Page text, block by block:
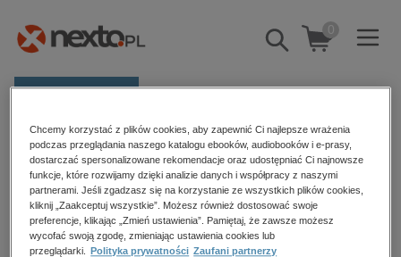
Pokaż/schowaj
wyszukiwarkę
0
Kategorie
Zobacz wszystkie E-prasa
budownictwo, aranżacja wnętrz
biznesowe, branżowe, gospodarka
Strona główna Jolanta Koszteyn
Jolanta Koszteyn
Chcemy korzystać z plików cookies, aby zapewnić Ci najlepsze wrażenia
podczas przeglądania naszego katalogu ebooków, audiobooków i e-prasy,
dostarczać spersonalizowane rekomendacje oraz udostępniać Ci najnowsze
funkcje, które rozwijamy dzięki analizie danych i współpracy z naszymi
partnerami. Jeśli zgadzasz się na korzystanie ze wszystkich plików cookies,
kliknij „Zaakceptuj wszystkie”. Możesz również dostosować swoje
preferencje, klikając „Zmień ustawienia”. Pamiętaj, że zawsze możesz
wycofać swoją zgodę, zmieniając ustawienia cookies lub
przeglądarki.
Polityka prywatności Zaufani partnerzy